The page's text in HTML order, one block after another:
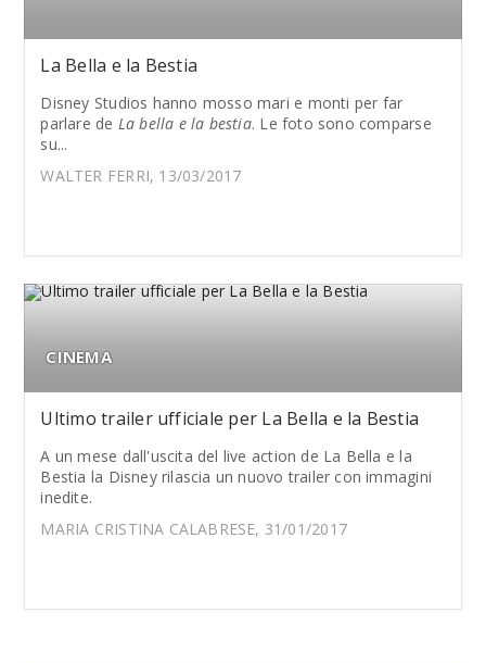
La Bella e la Bestia
Disney Studios hanno mosso mari e monti per far
parlare de La bella e la bestia. Le foto sono comparse
su...
WALTER FERRI, 13/03/2017
CINEMA
Ultimo trailer ufficiale per La Bella e la Bestia
A un mese dall'uscita del live action de La Bella e la
Bestia la Disney rilascia un nuovo trailer con immagini
inedite.
MARIA CRISTINA CALABRESE, 31/01/2017